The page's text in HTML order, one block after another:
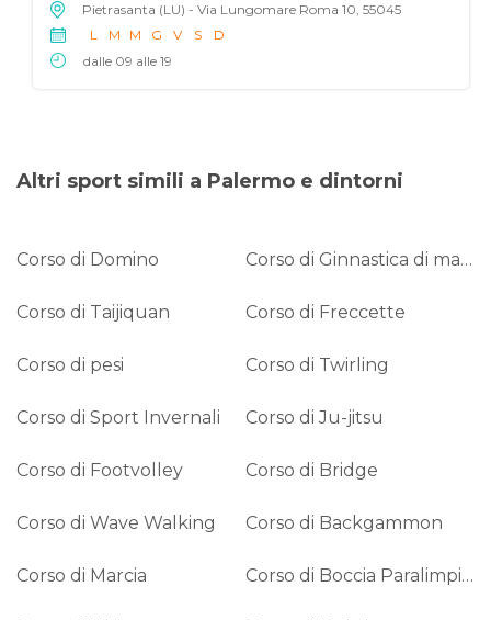
Pietrasanta (LU) - Via Lungomare Roma 10, 55045
L
M M G V S
D
dalle 09 alle 19
Altri sport simili a Palermo e dintorni
Corso di Domino Corso di Ginnastica di mantenimento
Corso di Taijiquan Corso di Freccette
Corso di pesi Corso di Twirling
Corso di Sport Invernali Corso di Ju-jitsu
Corso di Footvolley Corso di Bridge
Corso di Wave Walking Corso di Backgammon
Corso di Marcia Corso di Boccia Paralimpica